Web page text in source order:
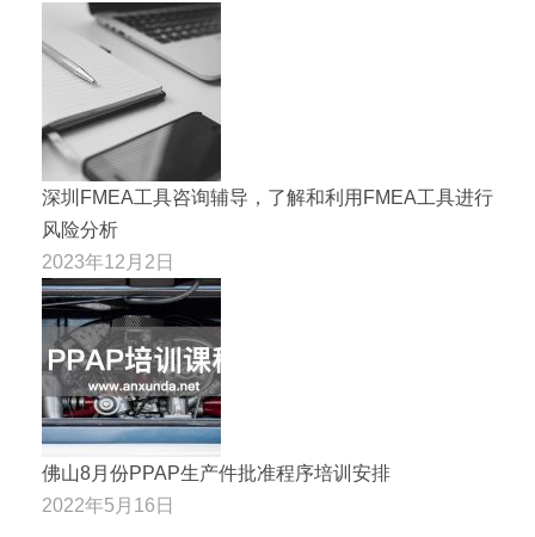
深圳FMEA工具咨询辅导，了解和利用FMEA工具进行
风险分析
2023年12月2日
佛山8月份PPAP生产件批准程序培训安排
2022年5月16日